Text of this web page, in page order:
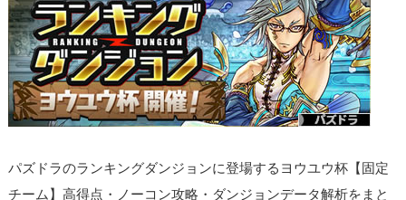
パズドラのランキングダンジョンに登場するヨウユウ杯【固定
チーム】高得点・ノーコン攻略・ダンジョンデータ解析をまと